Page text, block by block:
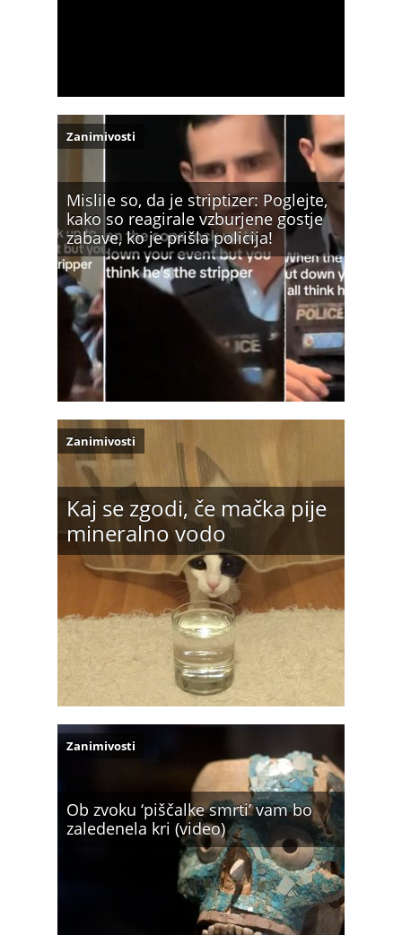
Mislile so, da je striptizer: Poglejte,
kako so reagirale vzburjene gostje
zabave, ko je prišla policija!
Zanimivosti
Kaj se zgodi, če mačka pije
mineralno vodo
Zanimivosti
Ob zvoku ‘piščalke smrti’ vam bo
zaledenela kri (video)
Zanimivosti